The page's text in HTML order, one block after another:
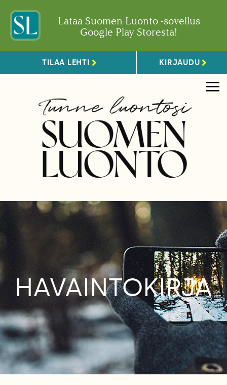
Lataa Suomen Luonto -sovellus
Google Play Storesta!
TILAA LEHTI KIRJAUDU
HAVAINTOKIRJA